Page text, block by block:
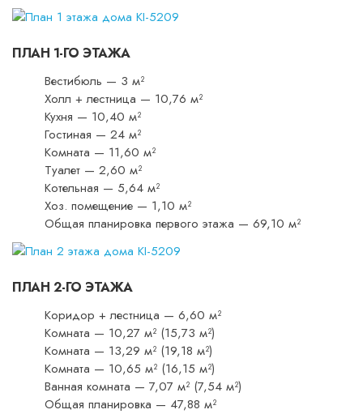
ПЛАН 1-ГО ЭТАЖА
Вестибюль — 3 м²
Холл + лестница — 10,76 м²
Кухня — 10,40 м²
Гостиная — 24 м²
Комната — 11,60 м²
Туалет — 2,60 м²
Котельная — 5,64 м²
Хоз. помещение — 1,10 м²
Общая планировка первого этажа — 69,10 м²
ПЛАН 2-ГО ЭТАЖА
Коридор + лестница — 6,60 м²
Комната — 10,27 м² (15,73 м²)
Комната — 13,29 м² (19,18 м²)
Комната — 10,65 м² (16,15 м²)
Ванная комната — 7,07 м² (7,54 м²)
Общая планировка — 47,88 м²